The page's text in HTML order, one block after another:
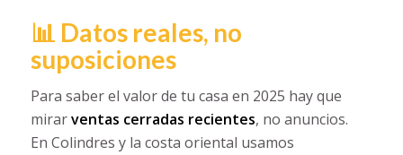
📊 Datos reales, no
suposiciones
Para saber el valor de tu casa en 2025 hay que
mirarventas cerradas recientes, no anuncios.
En Colindres y la costa oriental usamos